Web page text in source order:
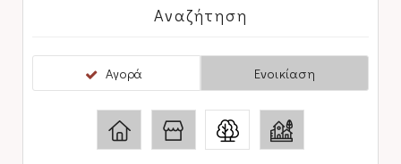
Αναζήτηση
Αγορά Ενοικίαση